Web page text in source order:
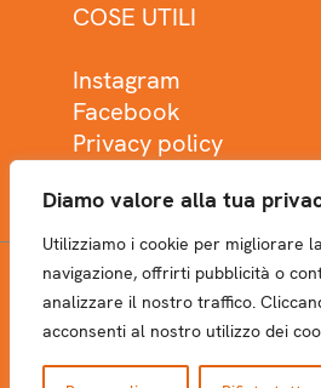
Diamo valore alla tua
Utilizziamo i cookie per migliorare
navigazione, offrirti pubblicità o
analizzare il nostro traffico.
acconsenti al nostro utilizzo dei
COSE UTILI
Instagram
Facebook
Privacy policy
NEWSLETTER